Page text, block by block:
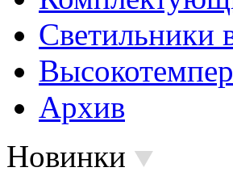
Светильники
Архив
Новинки